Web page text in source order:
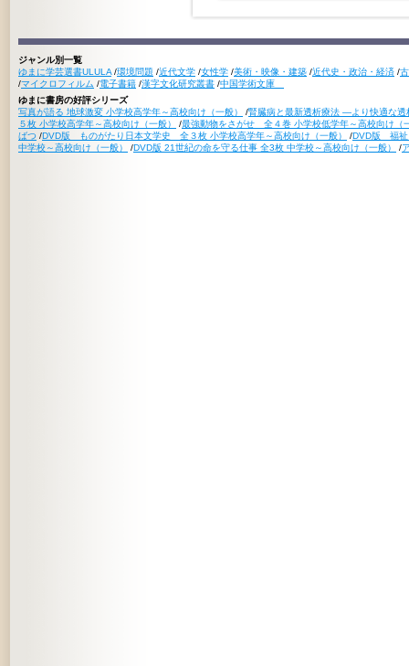
ジャンル別一覧
ゆまに学芸選書ULULA /環境問題 /近代文学 /女性学 /美術・映像・建築 /近代史・政治・経済 /
/マイクロフィルム /電子書籍 /漢字文化研究叢書 /中国学術文庫
ゆまに書房の好評シリーズ
写真が語る 地球激変 小学校高学年～高校向け（一般）
/腎臓病と最新透析療法 ―より快適な
５枚 小学校高学年～高校向け（一般）
/最強動物をさがせ 全４巻 小学校低学年～高校向け（
ばつ /DVD版 ものがたり日本文学史 全３枚 小学校高学年～高校向け（一般） /DVD版 福祉
中学校～高校向け（一般）
/DVD版 21世紀の命を守る仕事 全3枚 中学校～高校向け（一般） /